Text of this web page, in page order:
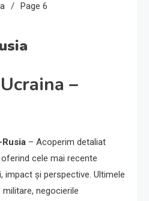
Page 6
–
Rusia – Acoperim detaliat
cele mai recente
impact și perspective. Ultimele
negocierile